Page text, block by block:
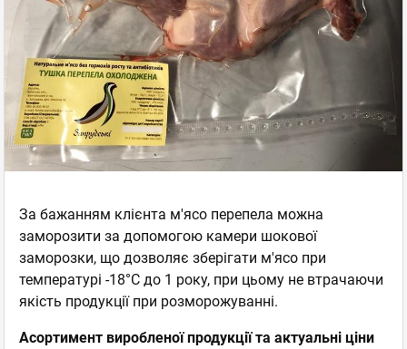
За бажанням клієнта м'ясо перепела можна
заморозити за допомогою камери шокової
заморозки, що дозволяє зберігати м'ясо при
температурі -18°С до 1 року, при цьому не втрачаючи
якість продукції при розморожуванні.
Асортимент виробленої продукції та актуальні ціни